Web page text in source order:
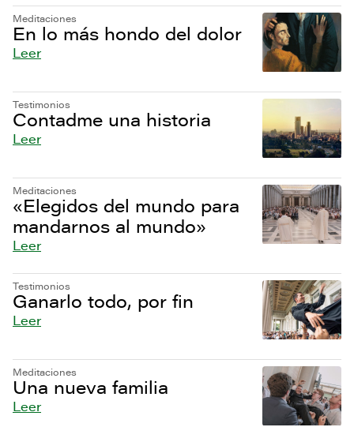
Meditaciones
En lo más hondo del dolor
Leer
Testimonios
Contadme una historia
Leer
Meditaciones
«Elegidos del mundo para
mandarnos al mundo»
Leer
Testimonios
Ganarlo todo, por fin
Leer
Meditaciones
Una nueva familia
Leer